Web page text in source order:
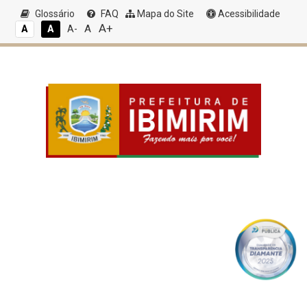
Glossário FAQ Mapa do Site
Acessibilidade
A
A A- A A+